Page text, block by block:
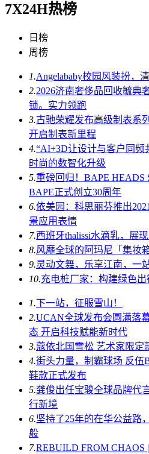
7X24H热榜
日榜
周榜
1.Angelababy校园风装扮，
2.2026济南奢侈品回收毓典
锁。实力领跑
3.古驰荣耀发布高级制表系
开启制表新里程
4.“AI+3D让设计与客户同
时尚的数智化升级
5.重磅回归！BAPE HEADS
BAPE正式创立30周年
6.依美园：科思丽芬推出
景应用表情
7.西班牙thalissi水滴乳，展
8.风靡全球的阿玛尼「集妆
9.灵动文舞，乐享江南，一
10.充电桩厂家：构建绿色
1.下一站，征服雪山！
2.UCAN全球发布会圆满落
态 开启科技赋能新时代
3.蔻依北国雪松 艺术家限定
4.街头力量，制霸球场 反伍
鞋款正式发布
5.龚俊出任宝骏全球品牌代
行新境
6.坚持了25年的在华公益路
般
7.REBUILD FROM CHAOS